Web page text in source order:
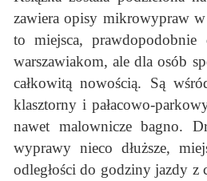
zawiera opisy mikrowypraw w
to miejsca, prawdopodobnie
warszawiakom, ale dla osób
całkowitą nowością. Są
klasztorny i pałacowo-
nawet malownicze bagno.
wyprawy nieco dłuższe,
odległości do godziny jazdy z